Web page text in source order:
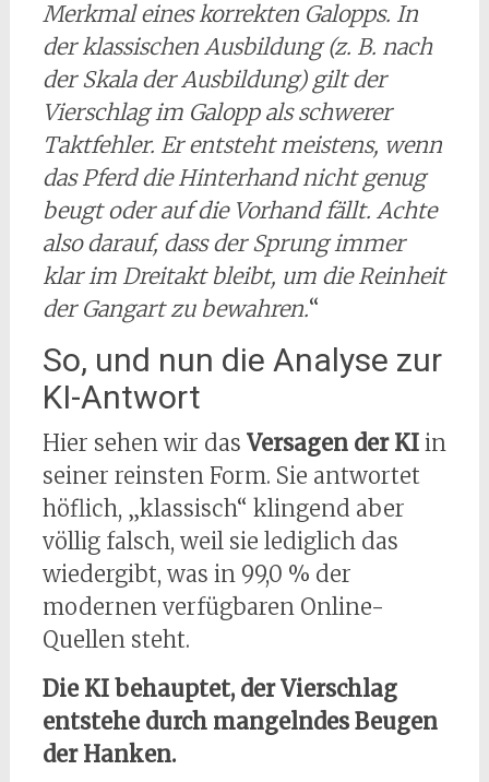
Merkmal eines korrekten Galopps. In
der klassischen Ausbildung (z. B. nach
der Skala der Ausbildung) gilt der
Vierschlag im Galopp als schwerer
Taktfehler. Er entsteht meistens, wenn
das Pferd die Hinterhand nicht genug
beugt oder auf die Vorhand fällt. Achte
also darauf, dass der Sprung immer
klar im Dreitakt bleibt, um die Reinheit
der Gangart zu bewahren.“
So, und nun die Analyse zur
KI-Antwort
Hier sehen wir das Versagen der KI in
seiner reinsten Form. Sie antwortet
höflich, „klassisch“ klingend aber
völlig falsch, weil sie lediglich das
wiedergibt, was in 99,0 % der
modernen verfügbaren Online-
Quellen steht.
Die KI behauptet, der Vierschlag
entstehe durch mangelndes Beugen
der Hanken.